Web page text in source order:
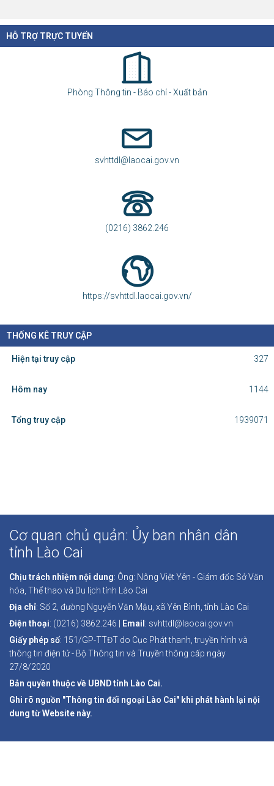
HỖ TRỢ TRỰC TUYẾN
Phòng Thông tin - Báo chí - Xuất bản
svhttdl@laocai.gov.vn
(0216) 3862.246
https://svhttdl.laocai.gov.vn/
THỐNG KÊ TRUY CẬP
Hiện tại truy cập 327
Hôm nay 1144
Tổng truy cập 1939071
Cơ quan chủ quản: Ủy ban nhân dân
tỉnh Lào Cai
Chịu trách nhiệm nội dung: Ông: Nông Việt Yên - Giám đốc Sở Văn
hóa, Thể thao và Du lịch tỉnh Lào Cai
Địa chỉ: Số 2, đường Nguyễn Văn Mậu, xã Yên Bình, tỉnh Lào Cai
Điện thoại: (0216) 3862.246 | Email : svhttdl@laocai.gov.vn
Giấy phép số: 151/GP-TTĐT do Cục Phát thanh, truyền hình và
thông tin điện tử - Bộ Thông tin và Truyền thông cấp ngày
27/8/2020
Bản quyền thuộc về UBND tỉnh Lào Cai.
Ghi rõ nguồn "Thông tin đối ngoại Lào Cai" khi phát hành lại nội
dung từ Website này.